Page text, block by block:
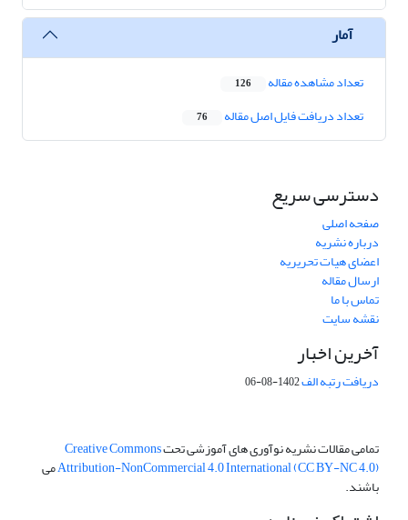
آمار
تعداد مشاهده مقاله 126
تعداد دریافت فایل اصل مقاله 76
دسترسی سریع
صفحه اصلی
درباره نشریه
اعضای هیات تحریریه
ارسال مقاله
تماس با ما
نقشه سایت
آخرین اخبار
دریافت رتبه الف1402-08-06
تمامی مقالات نشریه نوآوری های آموزشی تحتCreative Commons
Attribution-NonCommercial 4.0 International (CC BY-NC 4.0)می
باشند.